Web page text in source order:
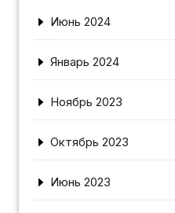
Июнь 2024
Январь 2024
Ноябрь 2023
Октябрь 2023
Июнь 2023